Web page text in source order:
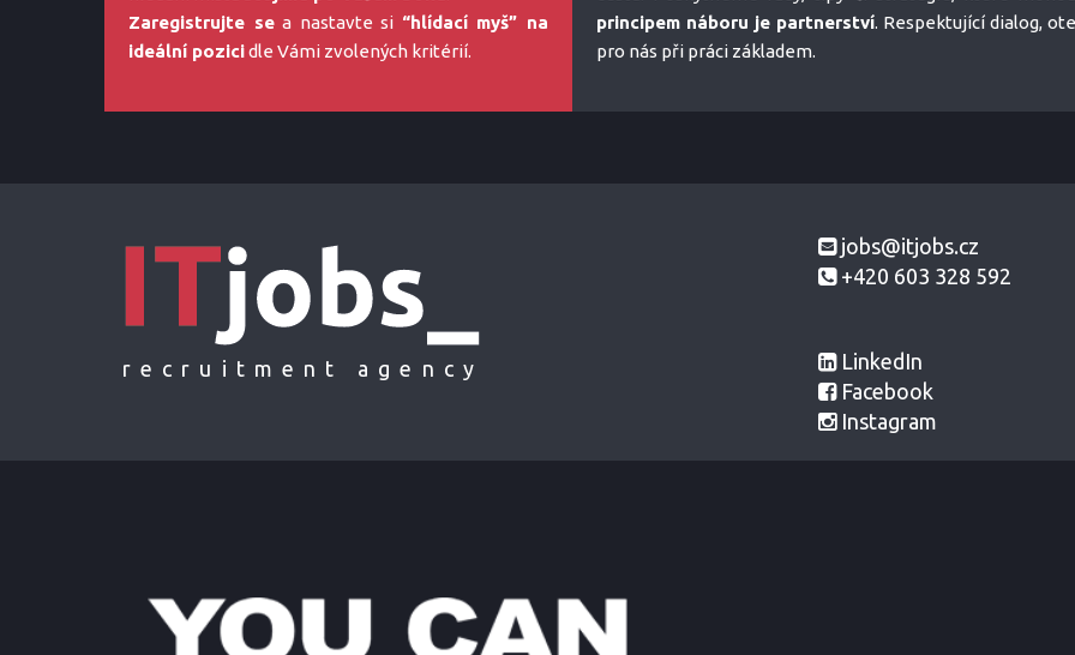
Zaregistrujte sea nastavte si “hlídací myš” na
ideální pozicidle Vámi zvolených kritérií.
principem náboru je partnerství. Respektující dialog,
pro nás při práci základem.
jobs@itjobs.cz
+420 603 328 592
LinkedIn
Facebook
Instagram
recruitment agency